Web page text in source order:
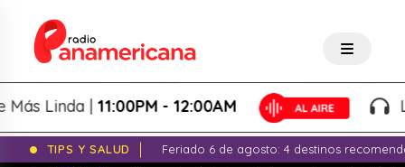
Linda |11:00PM - 12:00AM La
TIPS Y SALUD
Feriado 6 de agosto: 4 destinos